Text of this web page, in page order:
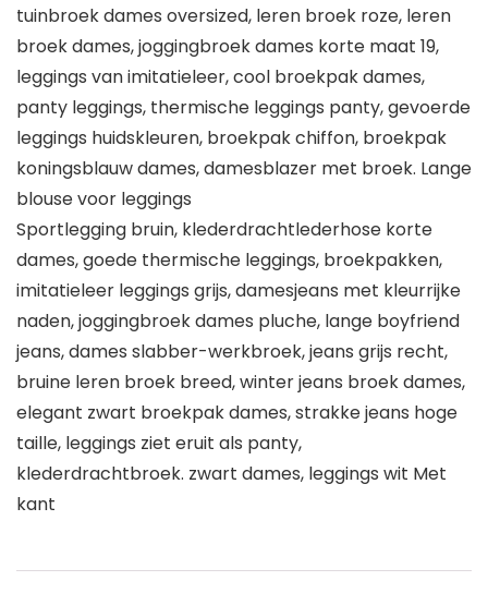
tuinbroek dames oversized, leren broek roze, leren
broek dames, joggingbroek dames korte maat 19,
leggings van imitatieleer, cool broekpak dames,
panty leggings, thermische leggings panty, gevoerde
leggings huidskleuren, broekpak chiffon, broekpak
koningsblauw dames, damesblazer met broek. Lange
blouse voor leggings
Sportlegging bruin, klederdrachtlederhose korte
dames, goede thermische leggings, broekpakken,
imitatieleer leggings grijs, damesjeans met kleurrijke
naden, joggingbroek dames pluche, lange boyfriend
jeans, dames slabber-werkbroek, jeans grijs recht,
bruine leren broek breed, winter jeans broek dames,
elegant zwart broekpak dames, strakke jeans hoge
taille, leggings ziet eruit als panty,
klederdrachtbroek. zwart dames, leggings wit Met
kant